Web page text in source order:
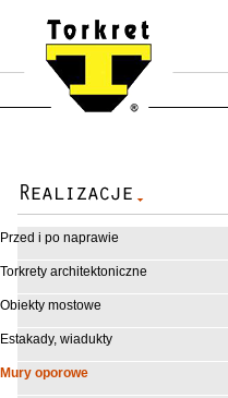
Przed i po naprawie
Torkrety architektoniczne
Obiekty mostowe
Estakady, wiadukty
Mury oporowe